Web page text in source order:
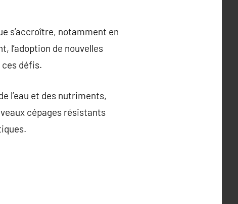
s’accroître, notamment en
l’adoption de nouvelles
défis.
l’eau et des nutriments,
cépages résistants